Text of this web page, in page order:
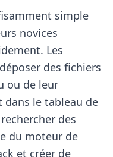
simple
novices
Les
des fichiers
ou de leur
le tableau de
des
du moteur de
et créer de